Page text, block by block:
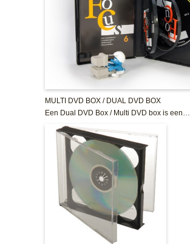
MULTI DVD BOX / DUAL DVD BOX
Een Dual DVD Box / Multi DVD box is een…